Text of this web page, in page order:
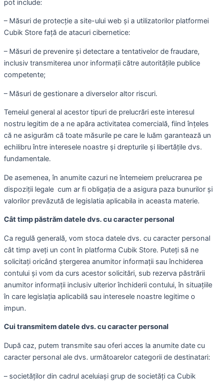
pot include:
– Măsuri de protecție a site-ului web și a utilizatorilor platformei
Cubik Store față de atacuri cibernetice:
– Măsuri de prevenire și detectare a tentativelor de fraudare,
inclusiv transmiterea unor informații către autoritățile publice
competente;
– Măsuri de gestionare a diverselor altor riscuri.
Temeiul general al acestor tipuri de prelucrări este interesul
nostru legitim de a ne apăra activitatea comercială, fiind înțeles
că ne asigurăm că toate măsurile pe care le luăm garantează un
echilibru între interesele noastre și drepturile și libertățile dvs.
fundamentale.
De asemenea, în anumite cazuri ne întemeiem prelucrarea pe
dispoziții legale cum ar fi obligația de a asigura paza bunurilor și
valorilor prevăzută de legislatia aplicabila in aceasta materie.
Cât timp păstrăm datele dvs. cu caracter personal
Ca regulă generală, vom stoca datele dvs. cu caracter personal
cât timp aveți un cont în platforma Cubik Store. Puteți să ne
solicitați oricând ștergerea anumitor informații sau închiderea
contului și vom da curs acestor solicitări, sub rezerva păstrării
anumitor informații inclusiv ulterior închiderii contului, în situațiile
în care legislația aplicabilă sau interesele noastre legitime o
impun.
Cui transmitem datele dvs. cu caracter personal
După caz, putem transmite sau oferi acces la anumite date cu
caracter personal ale dvs. următoarelor categorii de destinatari:
– societăților din cadrul aceluiași grup de societăți ca Cubik